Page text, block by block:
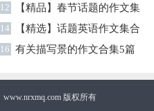
十篇
12
【精品】春节话题的作文集
锦8篇
14
【精选】话题英语作文集合
7篇
16 有关描写景的作文合集5篇
www.nrxmq.com 版权所有